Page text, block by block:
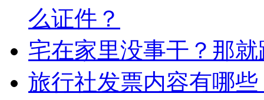
么证件？
宅在家里没事干？那
旅行社发票内容有哪